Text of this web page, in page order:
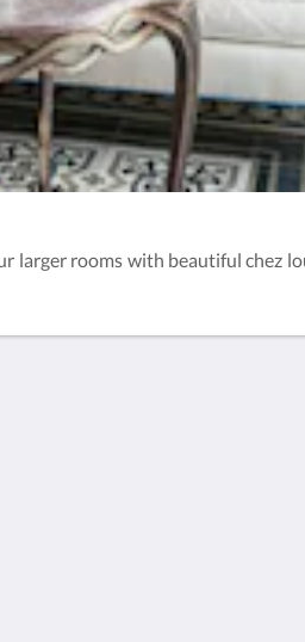
rooms with beautiful chez